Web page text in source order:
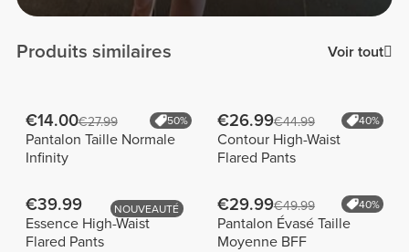
Produits similaires Voir tout
€14.00€27.99 50%
Pantalon Taille Normale
Infinity
€26.99€44.99 40%
Contour High-Waist
Flared Pants
NOUVEAUTÉ
€39.99
Essence High-Waist
Flared Pants
€29.99€49.99 40%
Pantalon Évasé Taille
Moyenne BFF